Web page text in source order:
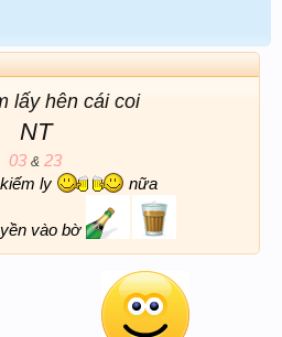
lấy hên cái coi
NT
03 & 23
ly
nữa
vào bờ